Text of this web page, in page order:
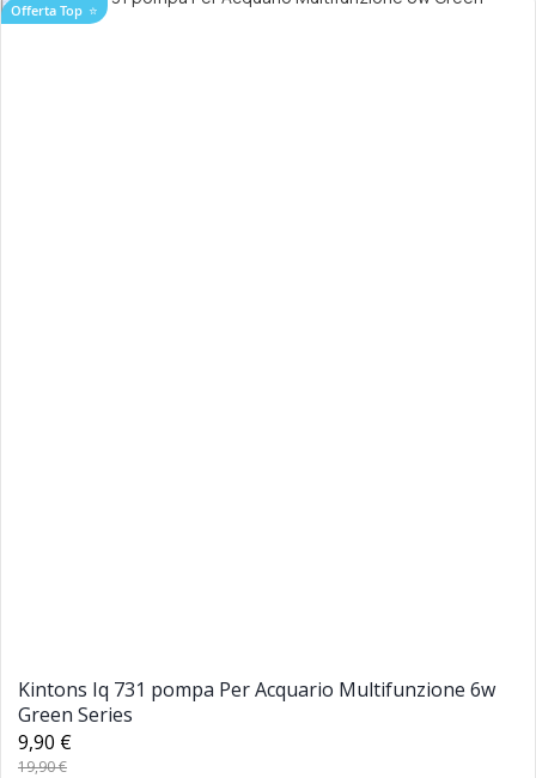
Offerta Top ⭐
Kintons Iq 731 ​​pompa Per Acquario Multifunzione 6w
Green Series
9,90 €
19,90 €